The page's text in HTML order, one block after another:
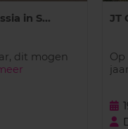
in S...
dit mogen
JT